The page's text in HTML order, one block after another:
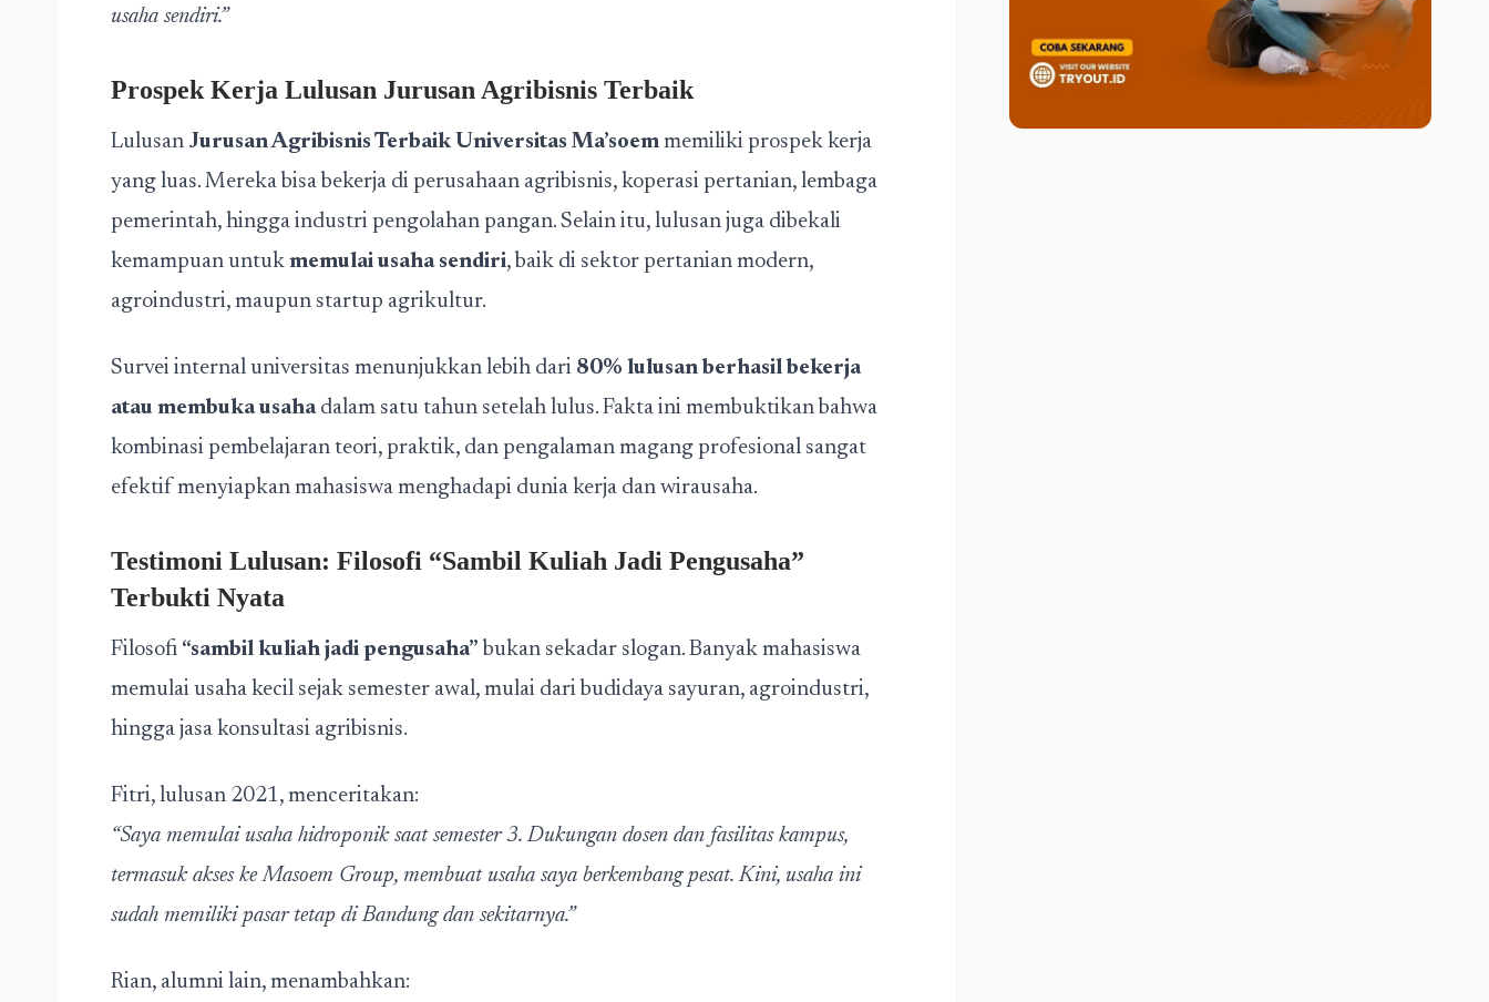
usaha sendiri.”
Prospek Kerja Lulusan Jurusan Agribisnis Terbaik
Lulusan Jurusan Agribisnis TerbaikUniversitas Ma’soem memiliki prospek kerja
yang luas. Mereka bisa bekerja di perusahaan agribisnis, koperasi pertanian, lembaga
pemerintah, hingga industri pengolahan pangan. Selain itu, lulusan juga dibekali
kemampuan untuk memulai usaha sendiri, baik di sektor pertanian modern,
agroindustri, maupun startup agrikultur.
Survei internal universitas menunjukkan lebih dari 80% lulusan berhasil bekerja
atau membuka usahadalam satu tahun setelah lulus. Fakta ini membuktikan bahwa
kombinasi pembelajaran teori, praktik, dan pengalaman magang profesional sangat
efektif menyiapkan mahasiswa menghadapi dunia kerja dan wirausaha.
Testimoni Lulusan: Filosofi “Sambil Kuliah Jadi Pengusaha”
Terbukti Nyata
Filosofi “sambil kuliah jadi pengusaha” bukan sekadar slogan. Banyak mahasiswa
memulai usaha kecil sejak semester awal, mulai dari budidaya sayuran, agroindustri,
hingga jasa konsultasi agribisnis.
Fitri, lulusan 2021, menceritakan:
“Saya memulai usaha hidroponik saat semester 3. Dukungan dosen dan fasilitas kampus,
termasuk akses ke Masoem Group, membuat usaha saya berkembang pesat. Kini, usaha ini
sudah memiliki pasar tetap di Bandung dan sekitarnya.”
Rian, alumni lain, menambahkan: